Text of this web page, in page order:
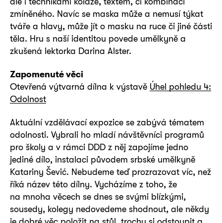
zmíněného. Navíc se maska může a nemusí týkat
tváře a hlavy, může jít o masku na ruce či jiné části
těla. Hru s naší identitou povede umělkyně a
zkušená lektorka Darina Alster.
Zapomenuté věci
Otevřená výtvarná dílna k výstavě Úhel pohledu 4:
Odolnost
Aktuální vzdělávací expozice se zabývá tématem
odolnosti. Vybrali ho mladí návštěvníci programů
pro školy a v rámci DDD z něj zapojíme jedno
jediné dílo, instalaci původem srbské umělkyně
Katariny Šević. Nebudeme teď prozrazovat víc, než
říká název této dílny. Vycházíme z toho, že
na mnoha věcech se dnes se svými blízkými,
sousedy, kolegy nedovedeme shodnout, ale někdy